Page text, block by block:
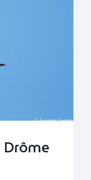
Drôme